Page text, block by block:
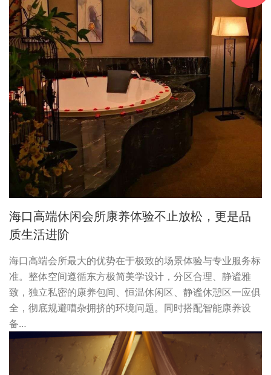
海口高端休闲会所康养体验不止放松，更是品
质生活进阶
海口高端会所最大的优势在于极致的场景体验与专业服务标
准。整体空间遵循东方极简美学设计，分区合理、静谧雅
致，独立私密的康养包间、恒温休闲区、静谧休憩区一应俱
全，彻底规避嘈杂拥挤的环境问题。同时搭配智能康养设
备…